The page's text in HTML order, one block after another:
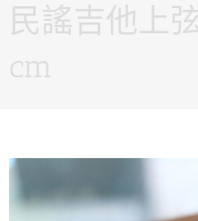
民謠吉他上
cm